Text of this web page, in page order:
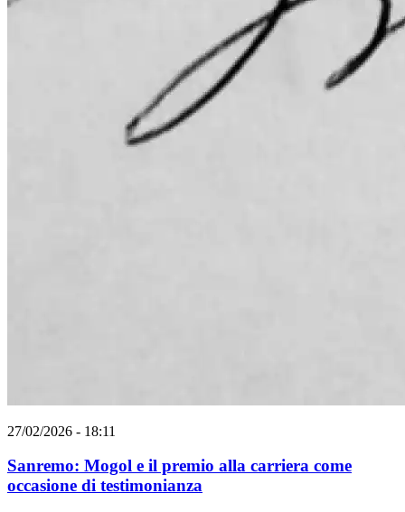
27/02/2026 - 18:11
Sanremo: Mogol e il premio alla carriera come
occasione di testimonianza